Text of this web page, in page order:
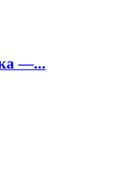
—...